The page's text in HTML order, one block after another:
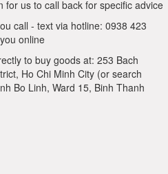
for us to call back for specific advice
call - text via hotline: 0938 423
online
to buy goods at: 253 Bach
Ho Chi Minh City (or search
Bo Linh, Ward 15, Binh Thanh